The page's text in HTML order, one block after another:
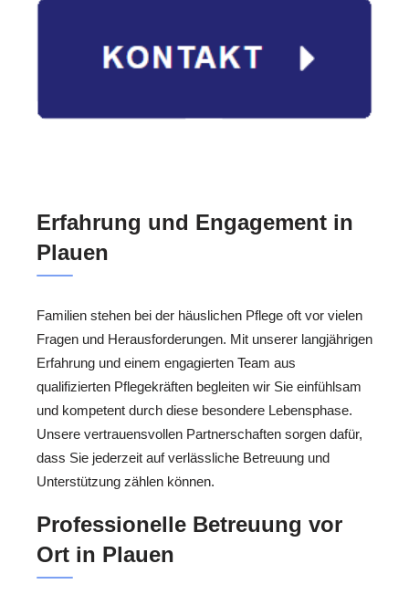
Erfahrung und Engagement in
Plauen
Familien stehen bei der häuslichen Pflege oft vor vielen
Fragen und Herausforderungen. Mit unserer langjährigen
Erfahrung und einem engagierten Team aus
qualifizierten Pflegekräften begleiten wir Sie einfühlsam
und kompetent durch diese besondere Lebensphase.
Unsere vertrauensvollen Partnerschaften sorgen dafür,
dass Sie jederzeit auf verlässliche Betreuung und
Unterstützung zählen können.
Professionelle Betreuung vor
Ort in Plauen